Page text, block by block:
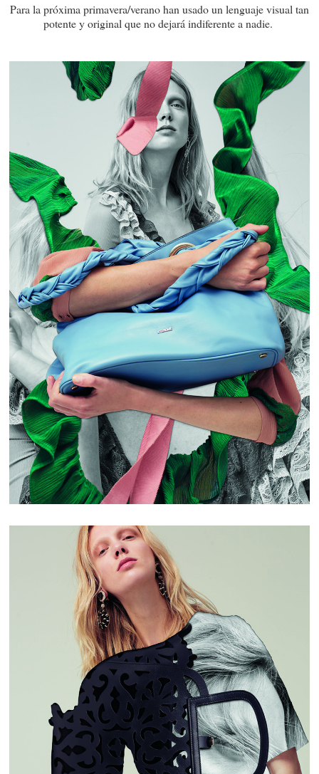
Para la próxima primavera/verano han usado un lenguaje visual tan
potente y original que no dejará indiferente a nadie.